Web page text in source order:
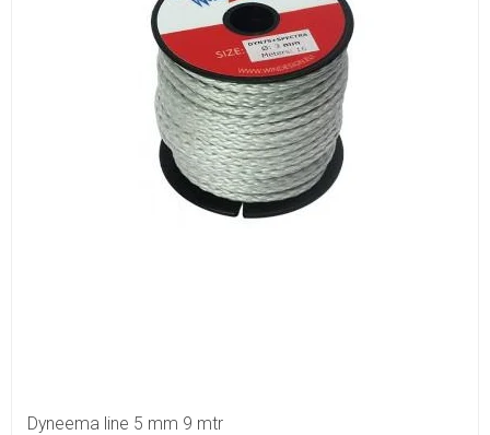
Dyneema line 5 mm 9 mtr